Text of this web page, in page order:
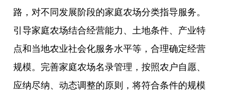
路，对不同发展阶段的家庭农场分类指导服务。
引导家庭农场结合经营能力、土地条件、产业特
点和当地农业社会化服务水平等，合理确定经营
规模。完善家庭农场名录管理，按照农户自愿、
应纳尽纳、动态调整的原则，将符合条件的规模